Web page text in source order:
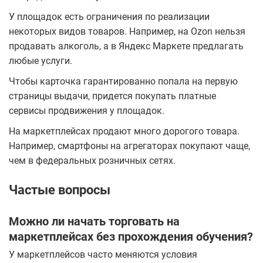
У площадок есть ограничения по реализации
некоторых видов товаров. Например, на Ozon нельзя
продавать алкоголь, а в Яндекс Маркете предлагать
любые услуги.
Чтобы карточка гарантированно попала на первую
страницы выдачи, придется покупать платные
сервисы продвижения у площадок.
На маркетплейсах продают много дорогого товара.
Например, смартфоны на агрегаторах покупают чаще,
чем в федеральных розничных сетях.
Частые вопросы
Можно ли начать торговать на
маркетплейсах без прохождения обучения?
У маркетплейсов часто меняются условия